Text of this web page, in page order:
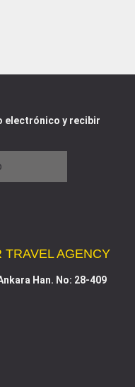
electrónico y recibir
TRAVEL AGENCY
Han. No: 28-409